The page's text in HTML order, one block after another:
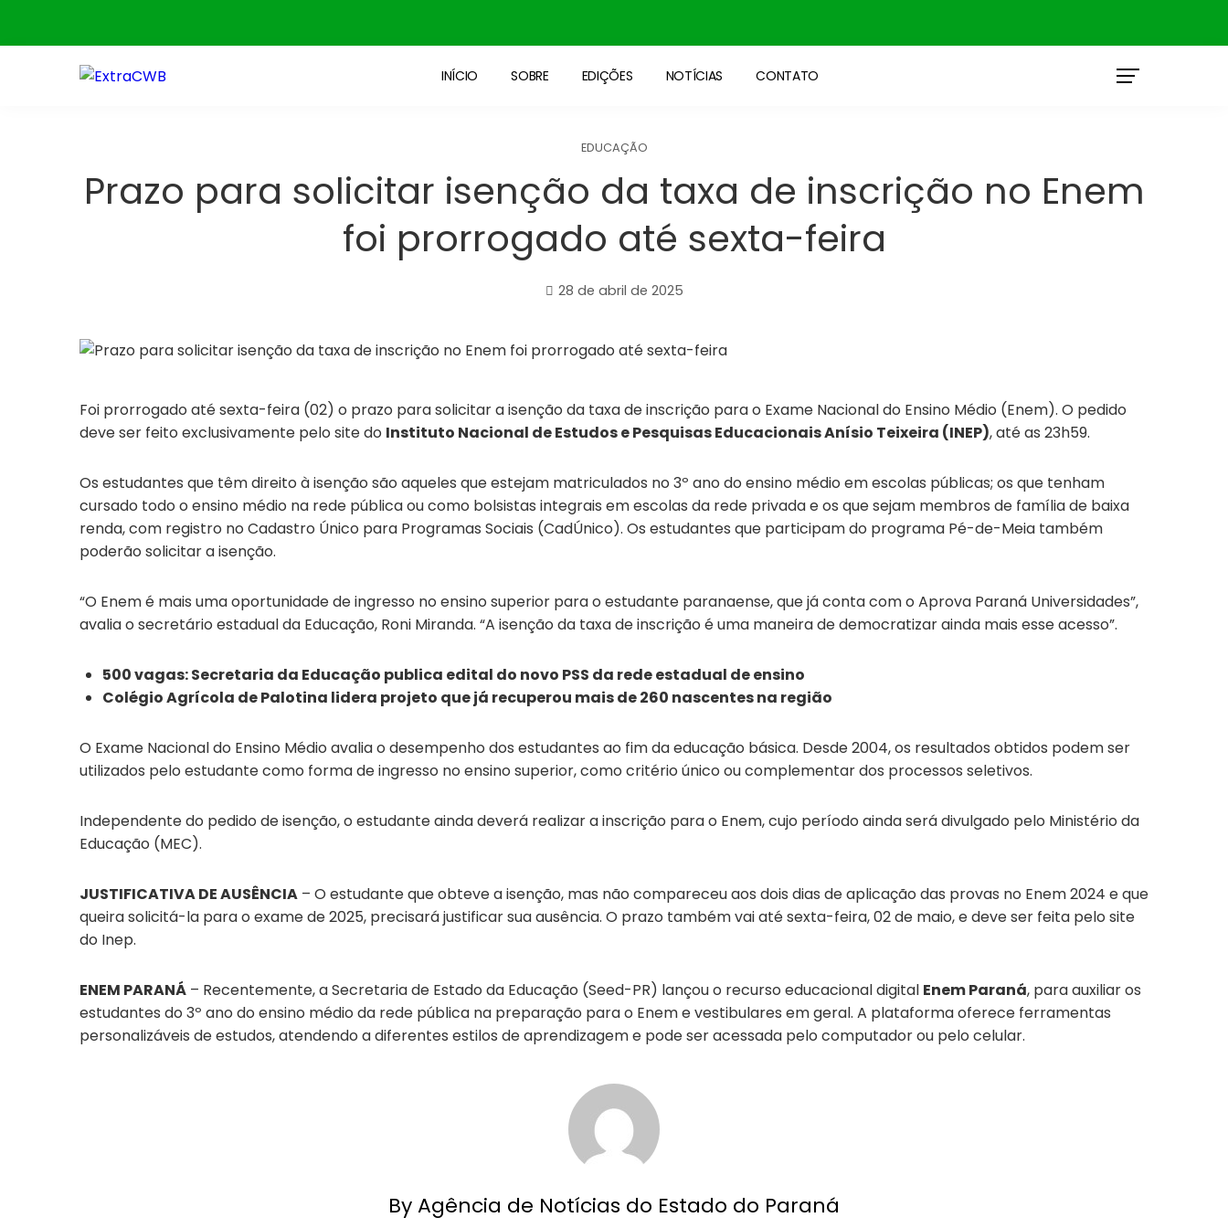
INÍCIO SOBRE EDIÇÕES NOTÍCIAS CONTATO
EDUCAÇÃO
Prazo para solicitar isenção da taxa de inscrição no Enem
foi prorrogado até sexta-feira
28 de abril de 2025
Foi prorrogado até sexta-feira (02) o prazo para solicitar a isenção da taxa de inscrição para o Exame Nacional do Ensino Médio (Enem). O pedido
deve ser feito exclusivamente pelo site do Instituto Nacional de Estudos e Pesquisas Educacionais Anísio Teixeira (INEP), até as 23h59.
Os estudantes que têm direito à isenção são aqueles que estejam matriculados no 3º ano do ensino médio em escolas públicas; os que tenham
cursado todo o ensino médio na rede pública ou como bolsistas integrais em escolas da rede privada e os que sejam membros de família de baixa
renda, com registro no Cadastro Único para Programas Sociais (CadÚnico). Os estudantes que participam do programa Pé-de-Meia também
poderão solicitar a isenção.
“O Enem é mais uma oportunidade de ingresso no ensino superior para o estudante paranaense, que já conta com o Aprova Paraná Universidades”,
avalia o secretário estadual da Educação, Roni Miranda. “A isenção da taxa de inscrição é uma maneira de democratizar ainda mais esse acesso”.
500 vagas: Secretaria da Educação publica edital do novo PSS da rede estadual de ensino
Colégio Agrícola de Palotina lidera projeto que já recuperou mais de 260 nascentes na região
O Exame Nacional do Ensino Médio avalia o desempenho dos estudantes ao fim da educação básica. Desde 2004, os resultados obtidos podem ser
utilizados pelo estudante como forma de ingresso no ensino superior, como critério único ou complementar dos processos seletivos.
Independente do pedido de isenção, o estudante ainda deverá realizar a inscrição para o Enem, cujo período ainda será divulgado pelo Ministério da
Educação (MEC).
JUSTIFICATIVA DE AUSÊNCIA – O estudante que obteve a isenção, mas não compareceu aos dois dias de aplicação das provas no Enem 2024 e que
queira solicitá-la para o exame de 2025, precisará justificar sua ausência. O prazo também vai até sexta-feira, 02 de maio, e deve ser feita pelo site
do Inep.
ENEM PARANÁ – Recentemente, a Secretaria de Estado da Educação (Seed-PR) lançou o recurso educacional digital Enem Paraná, para auxiliar os
estudantes do 3º ano do ensino médio da rede pública na preparação para o Enem e vestibulares em geral. A plataforma oferece ferramentas
personalizáveis de estudos, atendendo a diferentes estilos de aprendizagem e pode ser acessada pelo computador ou pelo celular.
By Agência de Notícias do Estado do Paraná